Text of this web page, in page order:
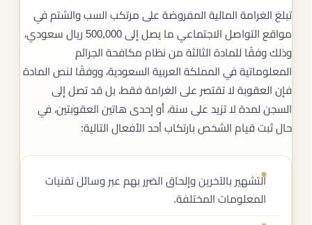
تبلغ الغرامة المالية المفروضة على مرتكب السب والشتم في
مواقع التواصل الاجتماعي ما يصل إلى 500,000 ريال سعودي،
وذلك وفقًا للمادة الثالثة من نظام مكافحة الجرائم
المعلوماتية في المملكة العربية السعودية، ووفقًا لنص المادة
فإن العقوبة لا تقتصر على الغرامة فقط، بل قد تصل إلى
السجن لمدة لا تزيد على سنة، أو إحدى هاتين العقوبتين، في
حال ثبت قيام الشخص بارتكاب أحد الأفعال التالية:
التشهير بالآخرين وإلحاق الضرر بهم عبر وسائل تقنيات
المعلومات المختلفة.